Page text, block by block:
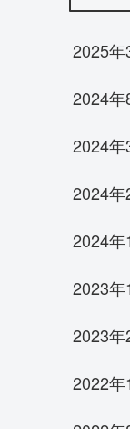
2025年
2024年
2024年
2024年
2024年
2023年
2023年
2022年